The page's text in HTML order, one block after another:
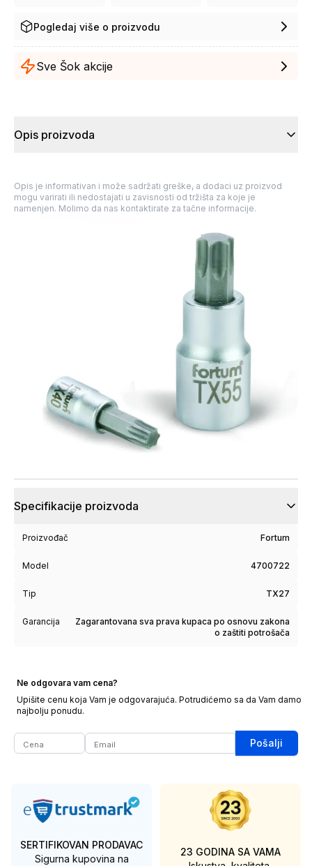
Pogledaj više o proizvodu
Sve Šok akcije
Opis proizvoda
Opis je informativan i može sadržati greške, a dodaci uz proizvod
mogu varirati ili nedostajati u zavisnosti od tržišta za koje je
namenjen. Molimo da nas kontaktirate za tačne informacije.
Specifikacije proizvoda
Proizvođač Fortum
Model 4700722
Tip TX27
Garancija
Zagarantovana sva prava kupaca po osnovu zakona
o zaštiti potrošača
Ne odgovara vam cena?
Upišite cenu koja Vam je odgovarajuća. Potrudićemo sa da Vam damo
najbolju ponudu.
Pošalji
SERTIFIKOVAN PRODAVAC
Sigurna kupovina na
23 GODINA SA VAMA